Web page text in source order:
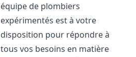
équipe de plombiers
expérimentés est à votre
disposition pour répondre à
tous vos besoins en matière